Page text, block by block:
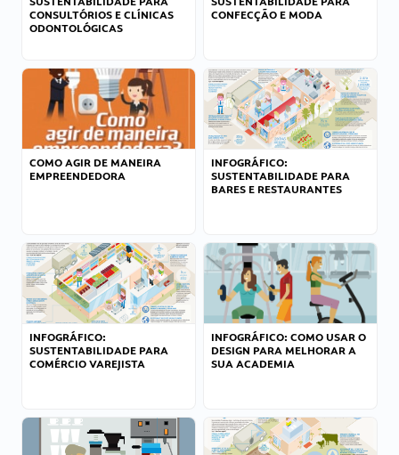
CONSULTÓRIOS E CLÍNICAS
ODONTOLÓGICAS
CONFECÇÃO E MODA
COMO AGIR DE MANEIRA
EMPREENDEDORA
INFOGRÁFICO:
SUSTENTABILIDADE PARA
BARES E RESTAURANTES
INFOGRÁFICO:
SUSTENTABILIDADE PARA
COMÉRCIO VAREJISTA
INFOGRÁFICO: COMO USAR O
DESIGN PARA MELHORAR A
SUA ACADEMIA